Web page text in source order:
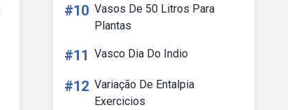
#10 Vasos De 50 Litros Para
Plantas
#11 Vasco Dia Do Indio
#12 Variação De Entalpia
Exercicios